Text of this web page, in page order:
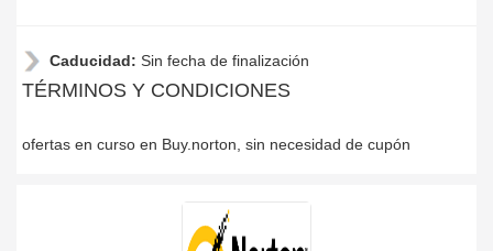
Caducidad: Sin fecha de finalización
TÉRMINOS Y CONDICIONES
ofertas en curso en Buy.norton, sin necesidad de cupón